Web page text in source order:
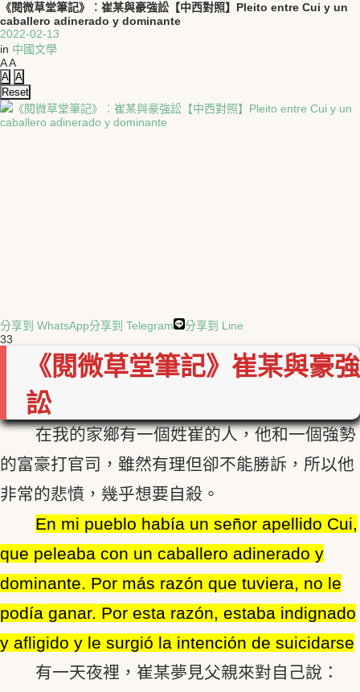
《閱微草堂筆記》︰崔某與豪強訟【中西對照】Pleito entre Cui y un
caballero adinerado y dominante
2022-02-13
in 中國文學
AA
A A
Reset
分享到 WhatsApp分享到 Telegram
分享到 Line
33
《閱微草堂筆記》崔某與豪強
訟
在我的家鄉有一個姓崔的人，他和一個強勢
的富豪打官司，雖然有理但卻不能勝訴，所以他
非常的悲憤，幾乎想要自殺。
En mi pueblo había un señor apellido Cui,
que peleaba con un caballero adinerado y
dominante. Por más razón que tuviera, no le
podía ganar. Por esta razón, estaba indignado
y afligido y le surgió la intención de suicidarse
有一天夜裡，崔某夢見父親來對自己說：